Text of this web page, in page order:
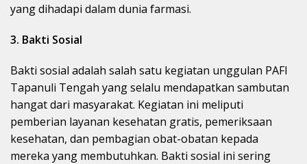
yang dihadapi dalam dunia farmasi.
3. Bakti Sosial
Bakti sosial adalah salah satu kegiatan unggulan PAFI
Tapanuli Tengah yang selalu mendapatkan sambutan
hangat dari masyarakat. Kegiatan ini meliputi
pemberian layanan kesehatan gratis, pemeriksaan
kesehatan, dan pembagian obat-obatan kepada
mereka yang membutuhkan. Bakti sosial ini sering